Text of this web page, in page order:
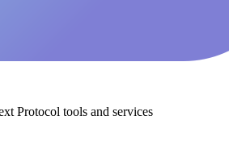
Protocol tools and services